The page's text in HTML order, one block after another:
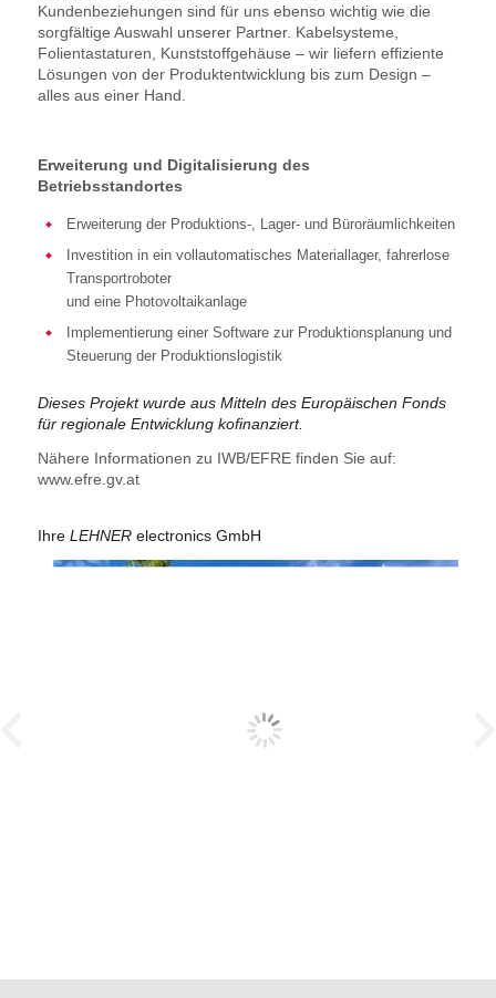
Kundenbeziehungen sind für uns ebenso wichtig wie die
sorgfältige Auswahl unserer Partner. Kabelsysteme,
Folientastaturen, Kunststoffgehäuse – wir liefern effiziente
Lösungen von der Produktentwicklung bis zum Design –
alles aus einer Hand.
Erweiterung und Digitalisierung des
Betriebsstandortes
Erweiterung der Produktions-, Lager- und Büroräumlichkeiten
Investition in ein vollautomatisches Materiallager, fahrerlose
Transportroboter
und eine Photovoltaikanlage
Implementierung einer Software zur Produktionsplanung und
Steuerung der Produktionslogistik
Dieses Projekt wurde aus Mitteln des Europäischen Fonds
für regionale Entwicklung kofinanziert.
Nähere Informationen zu IWB/EFRE finden Sie auf:
www.efre.gv.at
Ihre LEHNER electronicsGmbH